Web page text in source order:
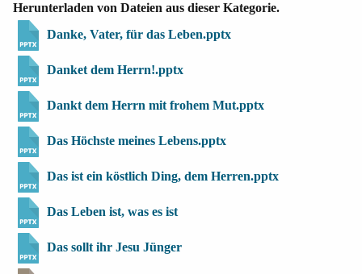
Herunterladen von Dateien aus dieser Kategorie.
Danke, Vater, für das Leben.pptx
Danket dem Herrn!.pptx
Dankt dem Herrn mit frohem Mut.pptx
Das Höchste meines Lebens.pptx
Das ist ein köstlich Ding, dem Herren.pptx
Das Leben ist, was es ist
Das sollt ihr Jesu Jünger